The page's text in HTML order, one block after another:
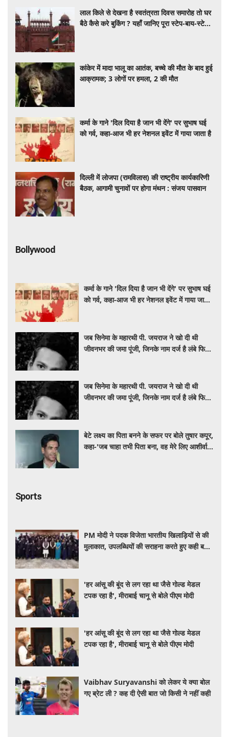
लाल किले से देखना है स्वतंत्रता दिवस समारोह तो घर
बैठे कैसे करे बुकिंग ? यहाँ जानिए पूरा स्टेप-बाय-स्टेप
कांकेर में मादा भालू का आतंक, बच्चे की मौत के बाद हुई
आक्रामक; 3 लोगों पर हमला, 2 की मौत
कर्मा के गाने 'दिल दिया है जान भी देंगे' पर सुभाष घई
को गर्व, कहा-आज भी हर नेशनल इवेंट में गाया जाता है
दिल्ली में लोजपा (रामविलास) की राष्ट्रीय कार्यकारिणी
बैठक, आगामी चुनावों पर होगा मंथन : संजय पासवान
Bollywood
कर्मा के गाने 'दिल दिया है जान भी देंगे' पर सुभाष घई
को गर्व, कहा-आज भी हर नेशनल इवेंट में गाया जाता
जब सिनेमा के महारथी पी. जयराज ने खो दी थी
जीवनभर की जमा पूंजी, जिनके नाम दर्ज है लंबे फिल्मी
जब सिनेमा के महारथी पी. जयराज ने खो दी थी
जीवनभर की जमा पूंजी, जिनके नाम दर्ज है लंबे फिल्मी
बेटे लक्ष्य का पिता बनने के सफर पर बोले तुषार कपूर,
कहा-'जब चाहा तभी पिता बना, वह मेरे लिए आशीर्वाद
Sports
PM मोदी ने पदक विजेता भारतीय खिलाड़ियों से की
मुलाकात, उपलब्धियों की सराहना करते हुए कही बड़ी
'हर आंसू की बूंद से लग रहा था जैसे गोल्ड मेडल
टपक रहा है', मीराबाई चानू से बोले पीएम मोदी
'हर आंसू की बूंद से लग रहा था जैसे गोल्ड मेडल
टपक रहा है', मीराबाई चानू से बोले पीएम मोदी
Vaibhav Suryavanshi को लेकर ये क्या बोल
गए ब्रेट ली ? कह दी ऐसी बात जो किसी ने नहीं कही